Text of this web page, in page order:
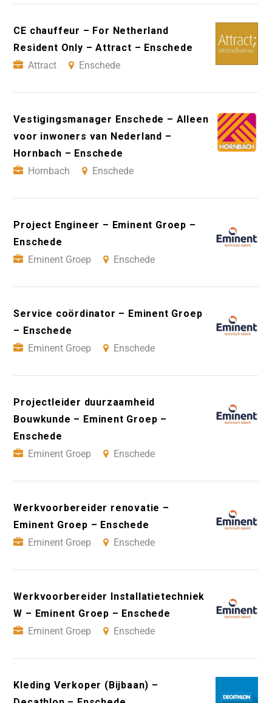
CE chauffeur – For Netherland
Resident Only – Attract – Enschede
Attract
Enschede
Vestigingsmanager Enschede – Alleen
voor inwoners van Nederland –
Hornbach – Enschede
Hornbach
Enschede
Project Engineer – Eminent Groep –
Enschede
Eminent Groep
Enschede
Service coördinator – Eminent Groep
– Enschede
Eminent Groep
Enschede
Projectleider duurzaamheid
Bouwkunde – Eminent Groep –
Enschede
Eminent Groep
Enschede
Werkvoorbereider renovatie –
Eminent Groep – Enschede
Eminent Groep
Enschede
Werkvoorbereider Installatietechniek
W – Eminent Groep – Enschede
Eminent Groep
Enschede
Kleding Verkoper (Bijbaan) –